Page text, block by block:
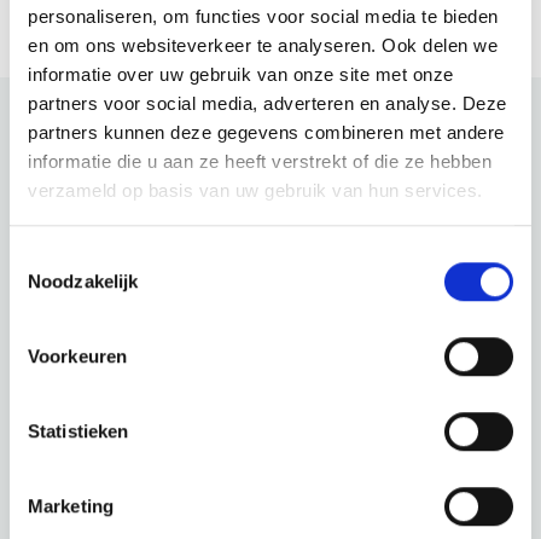
personaliseren, om functies voor social media te bieden
en om ons websiteverkeer te analyseren. Ook delen we
informatie over uw gebruik van onze site met onze
partners voor social media, adverteren en analyse. Deze
partners kunnen deze gegevens combineren met andere
informatie die u aan ze heeft verstrekt of die ze hebben
verzameld op basis van uw gebruik van hun services.
Noodzakelijk
Voorkeuren
Statistieken
Marketing
Bekijk ook eens
Ontdek de rest van de regio! Bekijk de andere websites om te
zien wat deze prachtige omgeving nog meer te bieden heeft.